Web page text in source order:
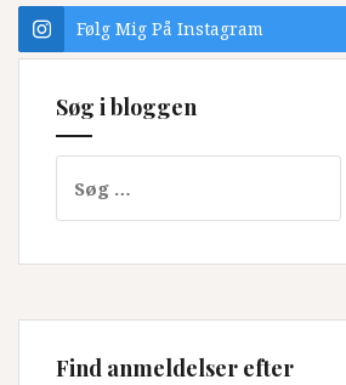
Følg Mig På Instagram
Søg i bloggen
efter:
Find anmeldelser efter